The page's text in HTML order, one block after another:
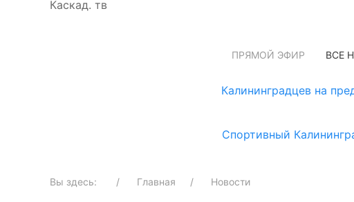
Каскад. тв
ПРЯМОЙ ЭФИР ВСЕ
Калининградцев на
Спортивный
Вы здесь: Главная Новости